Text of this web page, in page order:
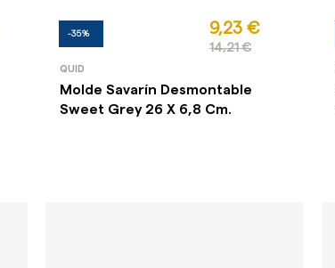
-35% 9,23 €
14,21 €
QUID
Molde Savarín Desmontable
Sweet Grey 26 X 6,8 Cm.